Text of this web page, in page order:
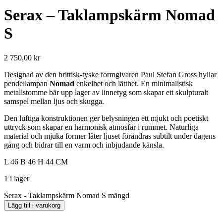
Serax – Taklampskärm Nomad
S
2 750,00 kr
Designad av den brittisk-tyske formgivaren Paul Stefan Gross hyllar
pendellampan Nomad enkelhet och lätthet. En minimalistisk
metallstomme bär upp lager av linnetyg som skapar ett skulpturalt
samspel mellan ljus och skugga.
Den luftiga konstruktionen ger belysningen ett mjukt och poetiskt
uttryck som skapar en harmonisk atmosfär i rummet. Naturliga
material och mjuka former låter ljuset förändras subtilt under dagens
gång och bidrar till en varm och inbjudande känsla.
L 46 B 46 H 44 CM
1 i lager
Serax - Taklampskärm Nomad S mängd
Lägg till i varukorg